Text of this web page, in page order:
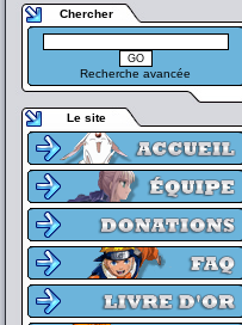
Chercher
Recherche avancée
Le site